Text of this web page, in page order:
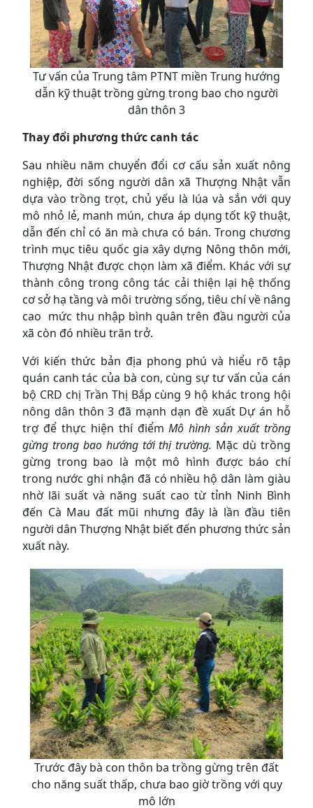
Tư vấn của Trung tâm PTNT miền Trung hướng
dẫn kỹ thuật trồng gừng trong bao cho người
dân thôn 3
Thay đổi phương thức canh tác
Sau nhiều năm chuyển đổi cơ cấu sản xuất nông
nghiệp, đời sống người dân xã Thượng Nhật vẫn
dựa vào trồng trọt, chủ yếu là lúa và sắn với quy
mô nhỏ lẻ, manh mún, chưa áp dụng tốt kỹ thuật,
dẫn đến chỉ có ăn mà chưa có bán. Trong chương
trình mục tiêu quốc gia xây dựng Nông thôn mới,
Thượng Nhật được chọn làm xã điểm. Khác với sự
thành công trong công tác cải thiện lại hệ thống
cơ sở hạ tầng và môi trường sống, tiêu chí về nâng
cao mức thu nhập bình quân trên đầu người của
xã còn đó nhiều trăn trở.
Với kiến thức bản địa phong phú và hiểu rõ tập
quán canh tác của bà con, cùng sự tư vấn của cán
bộ CRD chị Trần Thị Bắp cùng 9 hộ khác trong hội
nông dân thôn 3 đã mạnh dạn đề xuất Dự án hỗ
trợ để thực hiện thí điểmMô hình sản xuất trồng
gừng trong bao hướng tới thị trường. Mặc dù trồng
gừng trong bao là một mô hình được báo chí
trong nước ghi nhận đã có nhiều hộ dân làm giàu
nhờ lãi suất và năng suất cao từ tỉnh Ninh Bình
đến Cà Mau đất mũi nhưng đây là lần đầu tiên
người dân Thượng Nhật biết đến phương thức sản
xuất này.
Trước đây bà con thôn ba trồng gừng trên đất
cho năng suất thấp, chưa bao giờ trồng với quy
mô lớn